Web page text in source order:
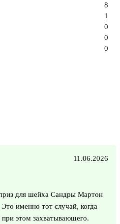
0
0
0
1
8
11.06.2026
для шейха Сандры Мартон
именно тот случай, когда
при этом захватывающего.